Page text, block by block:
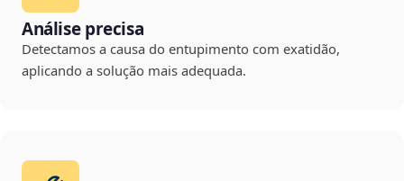
Análise precisa
Detectamos a causa do entupimento com exatidão,
aplicando a solução mais adequada.